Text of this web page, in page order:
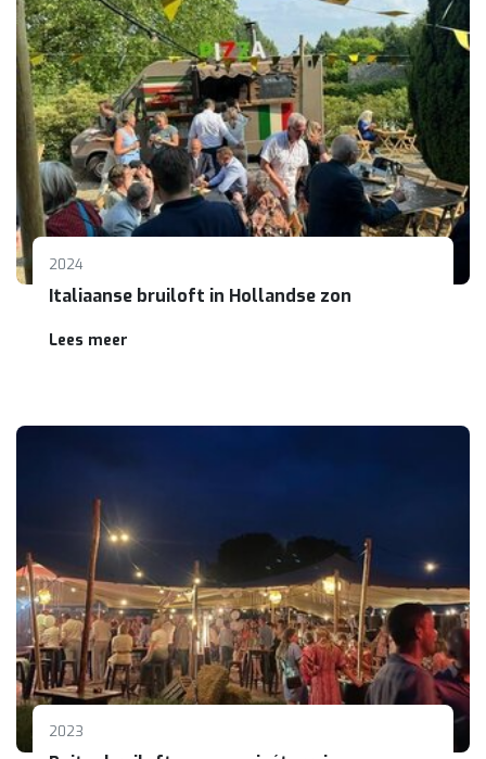
2024
Italiaanse bruiloft in Hollandse zon
Lees meer
2023